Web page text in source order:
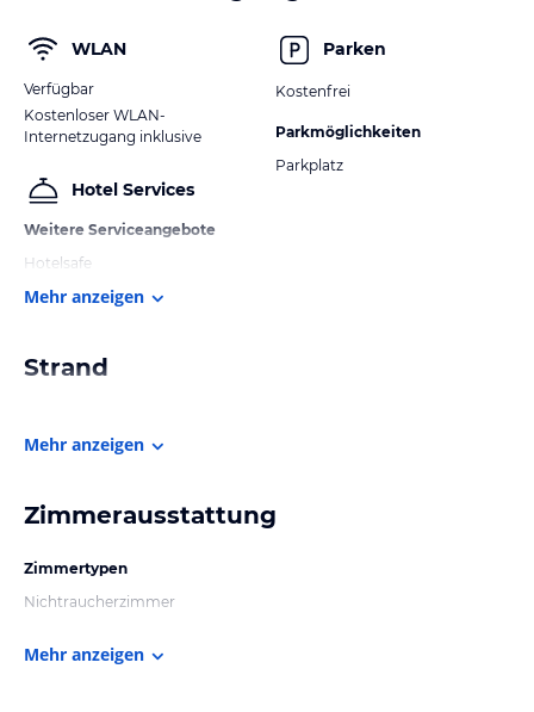
WLAN
Verfügbar
Kostenloser WLAN-
Internetzugang inklusive
Hotel Services
Weitere Serviceangebote
Hotelsafe
Parken
Kostenfrei
Parkmöglichkeiten
Parkplatz
Mehr anzeigen
Strand
Mehr anzeigen
Zimmerausstattung
Zimmertypen
Nichtraucherzimmer
Mehr anzeigen